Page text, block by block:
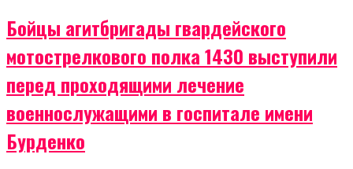
Бойцы агитбригады гвардейского
мотострелкового полка 1430 выступили
перед проходящими лечение
военнослужащими в госпитале имени
Бурденко